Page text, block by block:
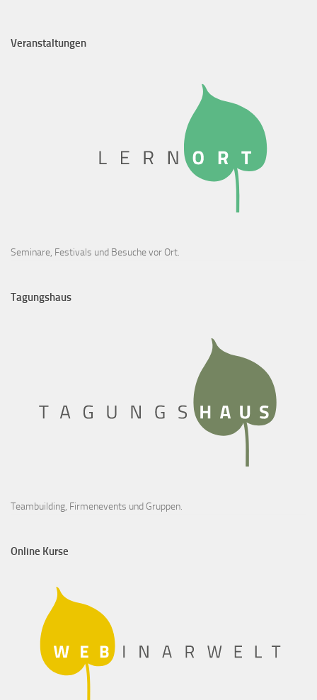
Veranstaltungen
Seminare, Festivals und Besuche vor Ort.
Tagungshaus
Teambuilding, Firmenevents und Gruppen.
Online Kurse